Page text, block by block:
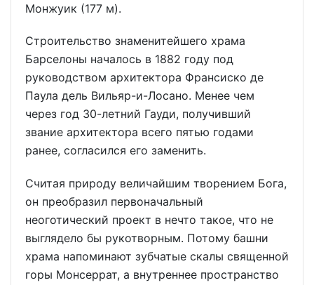
Монжуик (177 м).
Строительство знаменитейшего храма
Барселоны началось в 1882 году под
руководством архитектора Франсиско де
Паула дель Вильяр-и-Лосано. Менее чем
через год 30-летний Гауди, получивший
звание архитектора всего пятью годами
ранее, согласился его заменить.
Считая природу величайшим творением Бога,
он преобразил первоначальный
неоготический проект в нечто такое, что не
выглядело бы рукотворным. Потому башни
храма напоминают зубчатые скалы священной
горы Монсеррат, а внутреннее пространство